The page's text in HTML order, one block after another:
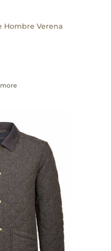
Hombre Verena